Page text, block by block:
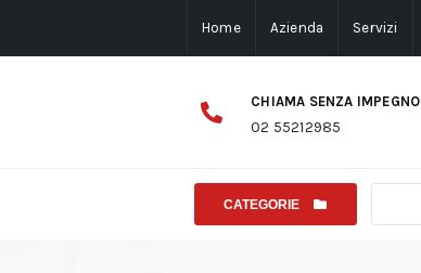
Home Azienda Servizi
CHIAMA SENZA IMPEGNO
02 55212985
CATEGORIE